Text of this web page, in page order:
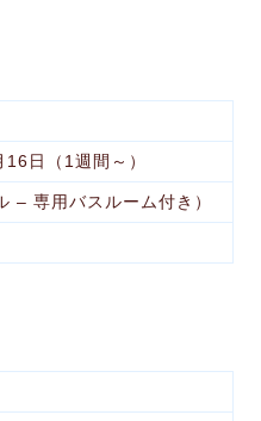
日（1週間～）
– 専用バスルーム付き）